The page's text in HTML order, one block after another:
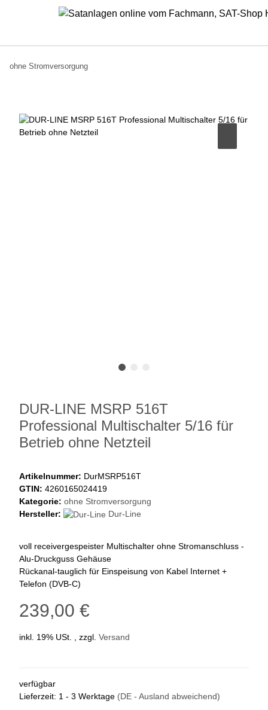
ohne Stromversorgung
DUR-LINE MSRP 516T
Professional Multischalter 5/16 für
Betrieb ohne Netzteil
Artikelnummer: DurMSRP516T
GTIN: 4260165024419
Kategorie: ohne Stromversorgung
Hersteller:
Dur-Line
voll receivergespeister Multischalter ohne Stromanschluss -
Alu-Druckguss Gehäuse
Rückanal-tauglich für Einspeisung von Kabel Internet +
Telefon (DVB-C)
239,00 €
inkl. 19% USt. , zzgl. Versand
verfügbar
Lieferzeit: 1 - 3 Werktage (DE - Ausland abweichend)